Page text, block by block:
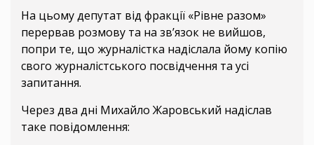
На цьому депутат від фракції «Рівне разом»
перервав розмову та на зв’язок не вийшов,
попри те, що журналістка надіслала йому копію
свого журналістського посвідчення та усі
запитання.
Через два дні Михайло Жаровський надіслав
таке повідомлення: